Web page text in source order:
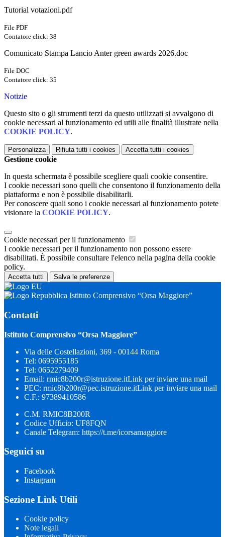
Tutorial votazioni.pdf
File PDF
Contatore click: 38
Comunicato Stampa Lancio Anter green awards 2026.doc
File DOC
Contatore click: 35
Notizie
Questo sito o gli strumenti terzi da questo utilizzati si avvalgono di
cookie necessari al funzionamento ed utili alle finalità illustrate nella
COOKIE POLICY.
Personalizza Rifiuta tutti i cookies Accetta tutti i cookies
Gestione cookie
In questa schermata è possibile scegliere quali cookie consentire.
I cookie necessari sono quelli che consentono il funzionamento della
piattaforma e non è possibile disabilitarli.
Per conoscere quali sono i cookie necessari al funzionamento potete
visionare la COOKIE POLICY.
Cookie necessari per il funzionamento
I cookie necessari per il funzionamento non possono essere
disabilitati. È possibile consultare l'elenco nella pagina della cookie
policy.
Accetta tutti Salva le preferenze
Istituto Comprensivo “Orsa Maggiore”
Contatti
Istituto Comprensivo “Orsa Maggiore”
Via delle Costellazioni, 369 - 00144 Roma
Tel: 0695955185
Tel: 0652279409
Email: rmic8b200r@istruzione.itLink per inviare una mail
PEC: rmic8b200r@pec.istruzione.itLink per inviare una mail
C.F.: 97389410586
C.M. RMIC8B200R
Codice Ufficio: UF8FQN
Canale Telegram: https://t.me/icorsamaggiore
Seguici su
Facebook
Instagram
Sezione Link Utili
Cookie policy
Note legali